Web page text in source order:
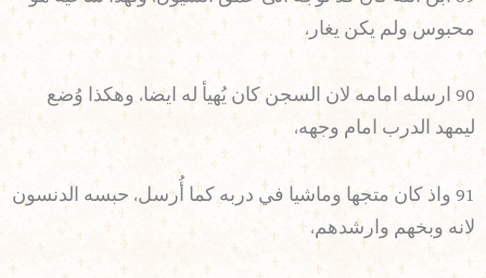
محبوس ولم يكن يغار،
90 ارسله امامه لان السجن كان يُهيأ له ايضا، وهكذا وُضع
ليمهد الدرب امام وجهه،
91 واذ كان متجها وماشيا في دربه كما أُرسل، حبسه الدنسون
لانه وبخهم وارشدهم،